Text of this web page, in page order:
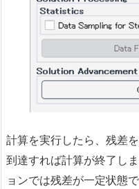
計算を実行したら、残差
到達すれば計算が終了し
ョンでは残差が一定状態